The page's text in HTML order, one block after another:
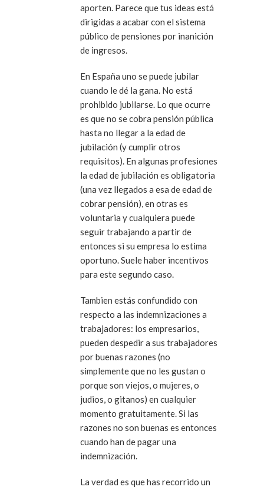
aporten. Parece que tus ideas está
dirigidas a acabar con el sistema
público de pensiones por inanición
de ingresos.
En España uno se puede jubilar
cuando le dé la gana. No está
prohibido jubilarse. Lo que ocurre
es que no se cobra pensión pública
hasta no llegar a la edad de
jubilación (y cumplir otros
requisitos). En algunas profesiones
la edad de jubilación es obligatoria
(una vez llegados a esa de edad de
cobrar pensión), en otras es
voluntaria y cualquiera puede
seguir trabajando a partir de
entonces si su empresa lo estima
oportuno. Suele haber incentivos
para este segundo caso.
Tambien estás confundido con
respecto a las indemnizaciones a
trabajadores: los empresarios,
pueden despedir a sus trabajadores
por buenas razones (no
simplemente que no les gustan o
porque son viejos, o mujeres, o
judios, o gitanos) en cualquier
momento gratuitamente. Si las
razones no son buenas es entonces
cuando han de pagar una
indemnización.
La verdad es que has recorrido un